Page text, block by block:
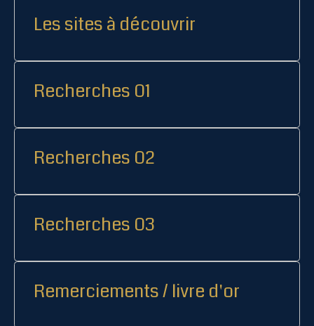
Les sites à découvrir
Recherches 01
Recherches 02
Recherches 03
Remerciements / livre d'or